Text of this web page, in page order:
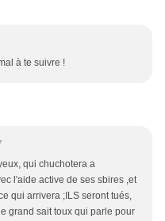
à te suivre !
qui chuchotera a
l'aide active de ses sbires ,et
qui arrivera ;ILS seront tués,
grand sait toux qui parle pour